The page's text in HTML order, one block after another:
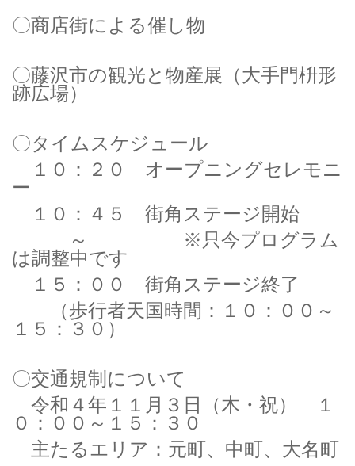
〇商店街による催し物
〇藤沢市の観光と物産展（大手門枡形
跡広場）
〇タイムスケジュール
１０：２０ オープニングセレモニ
ー
１０：４５ 街角ステージ開始
～ ※只今プログラム
は調整中です
１５：００ 街角ステージ終了
（歩行者天国時間：１０：００～
１５：３０）
〇交通規制について
令和４年１１月３日（木・祝） １
０：００～１５：３０
主たるエリア：元町、中町、大名町